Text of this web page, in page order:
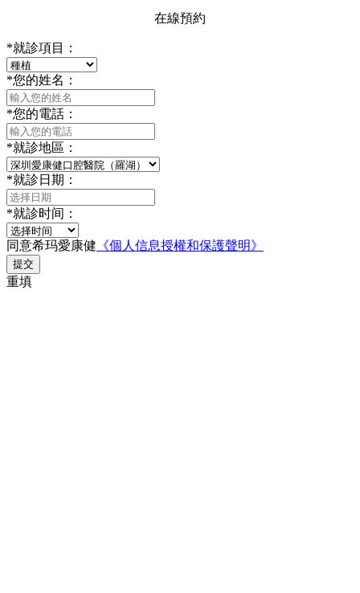
在線預約
*就診項目：
*您的姓名：
*您的電話：
*就診地區：
*就診日期：
*就診时间：
同意希玛愛康健 《個人信息授權和保護聲明》
提交
重填